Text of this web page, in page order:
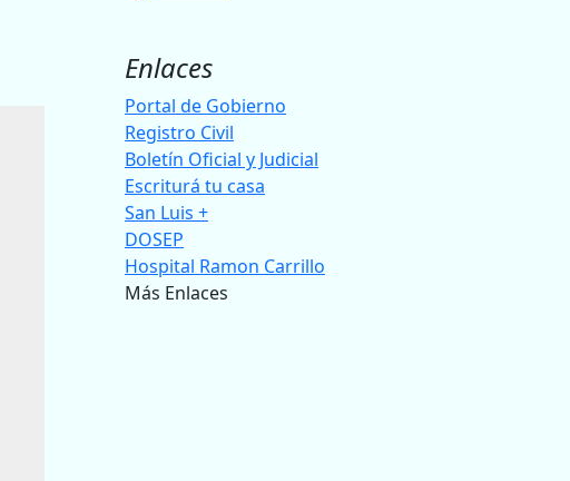
Enlaces
Portal de Gobierno
Registro Civil
Boletín Oficial y Judicial
Escriturá tu casa
San Luis +
DOSEP
Hospital Ramon Carrillo
Más Enlaces